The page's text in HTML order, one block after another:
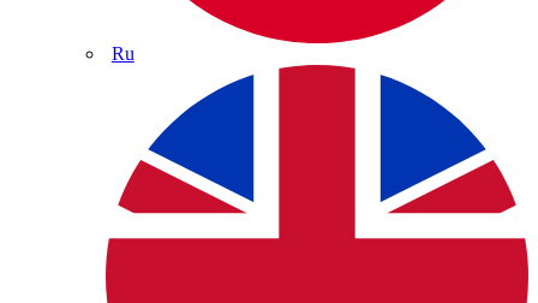
Ru